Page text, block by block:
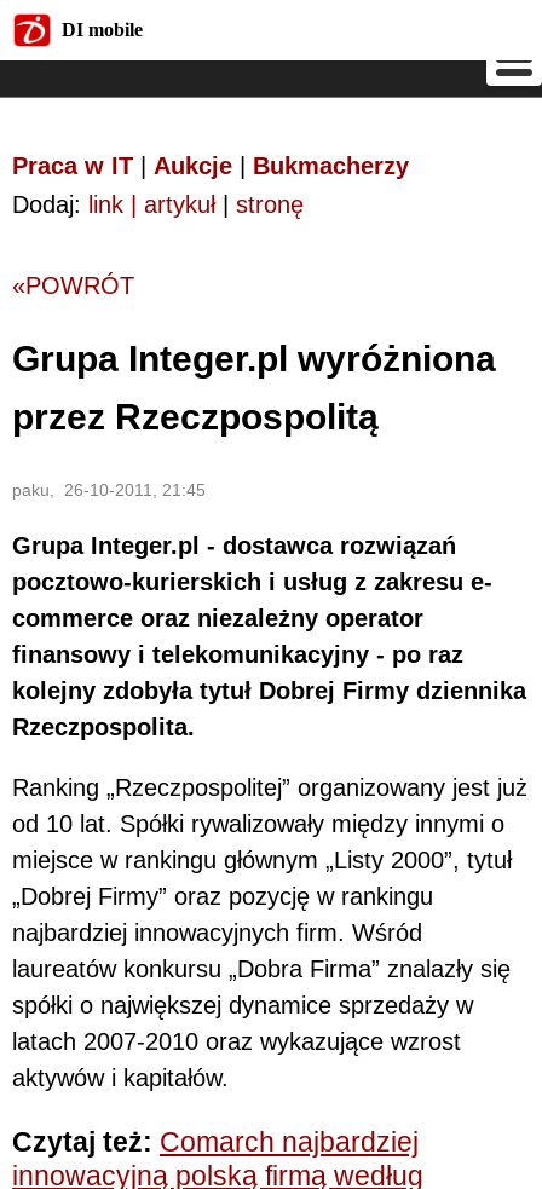
DI mobile
Praca w IT Aukcje
Bukmacherzy
Dodaj: link | artykuł| stronę
«POWRÓT
Grupa Integer.pl wyróżniona
przez Rzeczpospolitą
paku, 26-10-2011, 21:45
Grupa Integer.pl - dostawca rozwiązań
pocztowo-kurierskich i usług z zakresu e-
commerce oraz niezależny operator
finansowy i telekomunikacyjny - po raz
kolejny zdobyła tytuł Dobrej Firmy dziennika
Rzeczpospolita.
Ranking „Rzeczpospolitej” organizowany jest już
od 10 lat. Spółki rywalizowały między innymi o
miejsce w rankingu głównym „Listy 2000”, tytuł
„Dobrej Firmy” oraz pozycję w rankingu
najbardziej innowacyjnych firm. Wśród
laureatów konkursu „Dobra Firma” znalazły się
spółki o największej dynamice sprzedaży w
latach 2007-2010 oraz wykazujące wzrost
aktywów i kapitałów.
Czytaj też: Comarch najbardziej
innowacyjną polską firmą według
DI mobile